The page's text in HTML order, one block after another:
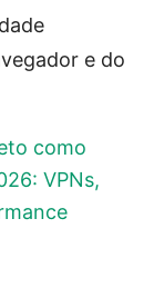
e do
como
VPNs,